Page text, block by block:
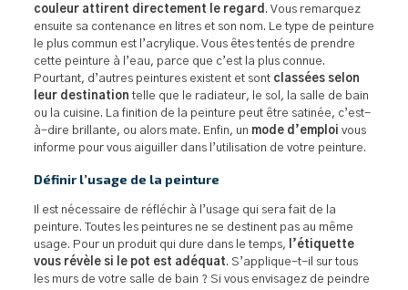
couleur attirent directement le regard . Vous remarquez
ensuite sa contenance en litres et son nom. Le type de peinture
le plus commun est l’acrylique. Vous êtes tentés de prendre
cette peinture à l’eau, parce que c’est la plus connue.
Pourtant, d’autres peintures existent et sont classées selon
leur destination telle que le radiateur, le sol, la salle de bain
ou la cuisine. La finition de la peinture peut être satinée, c’est-
à-dire brillante, ou alors mate. Enfin, un mode d’emploi vous
informe pour vous aiguiller dans l’utilisation de votre peinture.
Définir l’usage de la peinture
Il est nécessaire de réfléchir à l’usage qui sera fait de la
peinture. Toutes les peintures ne se destinent pas au même
usage. Pour un produit qui dure dans le temps,
l’étiquette
vous révèle si le pot est adéquat. S’applique-t-il sur tous
les murs de votre salle de bain ? Si vous envisagez de peindre